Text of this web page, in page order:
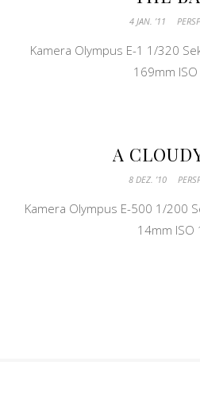
4 JAN. ’11
Kamera Olympus E-1 1/320
169mm
A
8 DEZ. ’10
Kamera Olympus E-500 1/200
14mm ISO